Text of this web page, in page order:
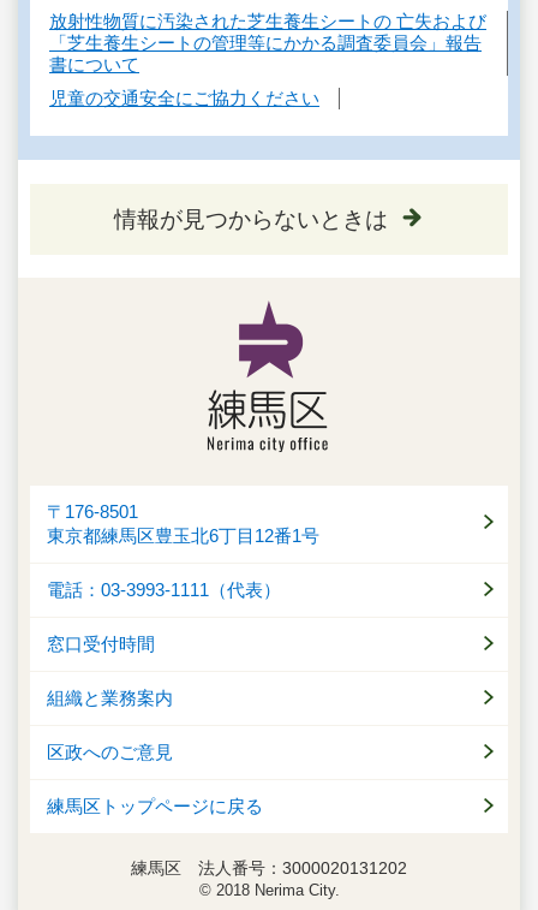
放射性物質に汚染された芝生養生シートの 亡失および
「芝生養生シートの管理等にかかる調査委員会」報告
書について
児童の交通安全にご協力ください
情報が見つからないときは
〒176-8501
東京都練馬区豊玉北6丁目12番1号
電話：03-3993-1111（代表）
窓口受付時間
組織と業務案内
区政へのご意見
練馬区トップページに戻る
練馬区 法人番号：3000020131202
© 2018 Nerima City.